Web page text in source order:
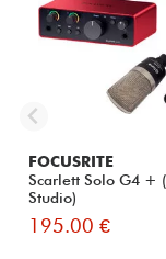
FOCUSRITE
Scarlett Solo G4 +
Studio)
195.00 €